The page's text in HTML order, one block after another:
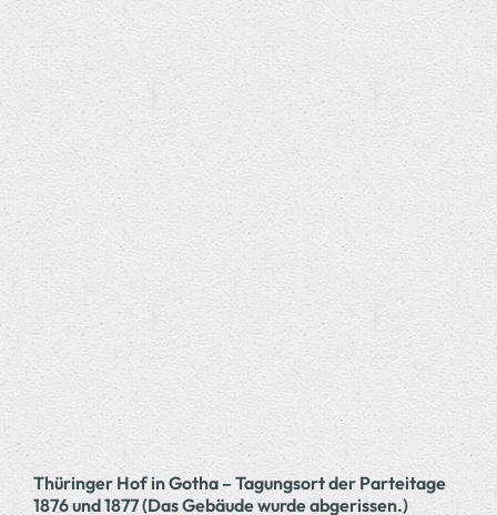
Thüringer Hof in Gotha – Tagungsort der Parteitage
1876 und 1877 (Das Gebäude wurde abgerissen.)